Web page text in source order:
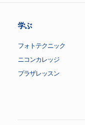
学ぶ
フォトテクニック
ニコンカレッジ
プラザレッスン